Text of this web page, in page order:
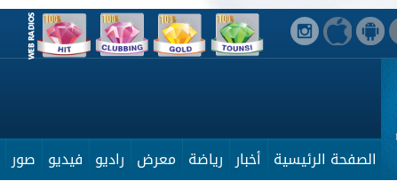
الصفحة الرئيسية أخبار رياضة معرض راديو فيديو صور